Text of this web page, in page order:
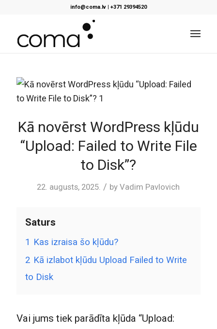
info@coma.lv| +371 29394520
Kā novērst WordPress kļūdu
“Upload: Failed to Write File
to Disk”?
22. augusts, 2025. / byVadim Pavlovich
Saturs
1 Kas izraisa šo kļūdu?
2 Kā izlabot kļūdu Upload Failed to Write
to Disk
Vai jums tiek parādīta kļūda “Upload: